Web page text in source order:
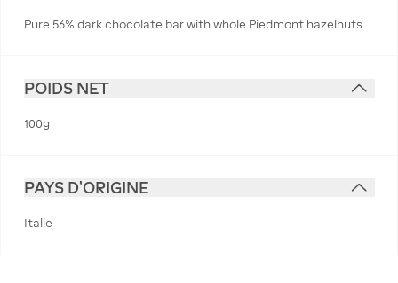
Pure 56% dark chocolate bar with whole Piedmont hazelnuts
POIDS NET
100g
PAYS D'ORIGINE
Italie